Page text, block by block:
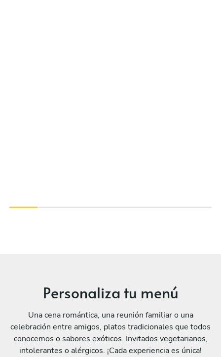
Personaliza tu menú
Una cena romántica, una reunión familiar o una
celebración entre amigos, platos tradicionales que todos
conocemos o sabores exóticos. Invitados vegetarianos,
intolerantes o alérgicos. ¡Cada experiencia es única!